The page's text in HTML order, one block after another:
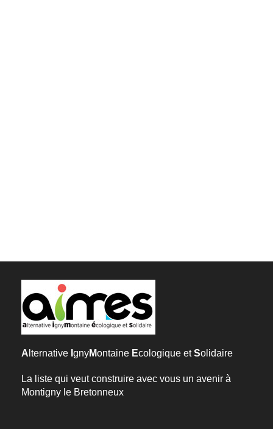
A lternative gnyMontaine Ecologique etSolidaire
La liste qui veut construire avec vous un avenir à
Montigny le Bretonneux